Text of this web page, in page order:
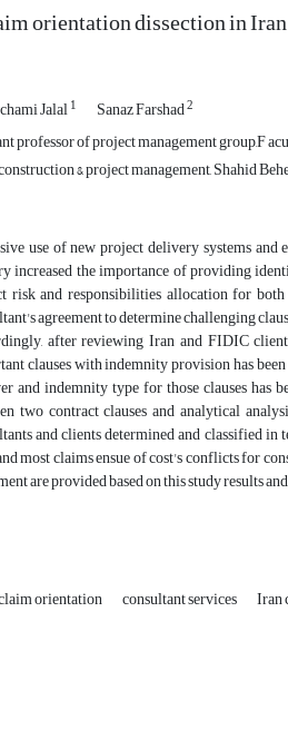
orientation dissection in
Jalal1 Sanaz Farshad2
professor of project management group,F
& project management, Shahid
use of new project delivery systems
increased the importance of providing
risk and responsibilities allocation for
agreement to determine challenging
after reviewing Iran and FIDIC
clauses with indemnity provision has
and indemnity type for those clauses
two contract clauses and analytical
and clients determined and classified in
most claims ensue of cost's conflicts for
are provided based on this study results
orientation consultant services Iran